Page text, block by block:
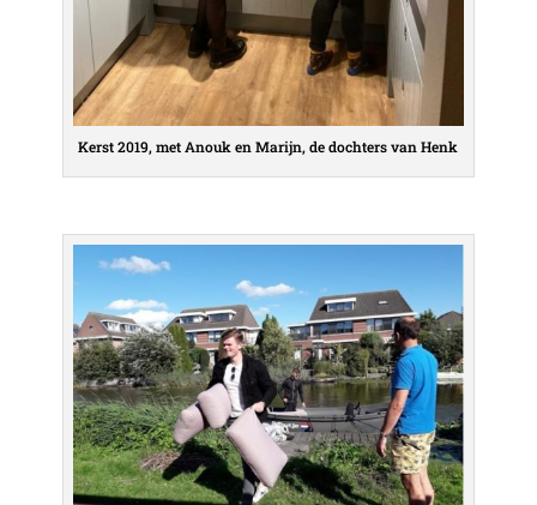
Kerst 2019, met Anouk en Marijn, de dochters van Henk